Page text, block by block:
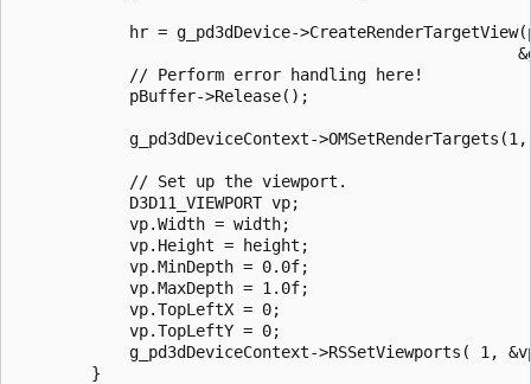
hr = g_pd3dDevice-
            // Perform error handling here!
            pBuffer->Release();
g_pd3dDeviceContext-
            // Set up the viewport.
            D3D11_VIEWPORT vp;
            vp.Width = width;
            vp.Height = height;
            vp.MinDepth = 0.0f;
            vp.MaxDepth = 1.0f;
            vp.TopLeftX = 0;
            vp.TopLeftY = 0;
g_pd3dDeviceContext->RSSetViewports( 1,
        }